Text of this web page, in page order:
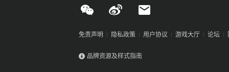
免责声明 隐私政策 用户协议 游戏大厅 论坛
品牌资源及样式指南